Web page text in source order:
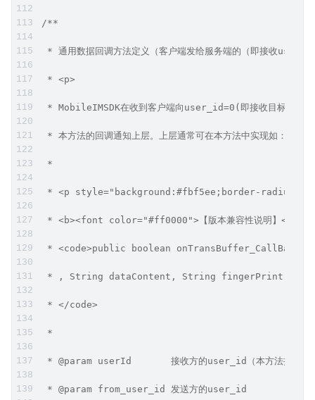
/**
* 通用数据回调方法定义（客户端发给服务端的（即接收
* <p>
* MobileIMSDK在收到客户端向user_id=0(即接收目标是服务
* 本方法的回调通知上层。上层通常可在本方法中实现如：添加
*
* <p style="background:#fbf5ee;border-
* <b><font color="#ff0000">【版本兼容性说明】</
* <code>public boolean
* , String dataContent, String fingerPrint, int
* </code>
*
* @param userId       接收方的user_id（本方法接收的是
* @param from_user_id 发送方的user_id